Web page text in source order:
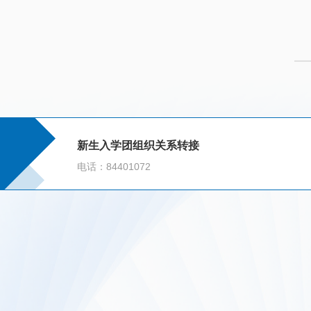
新生入学团组织关系转接
电话：84401072